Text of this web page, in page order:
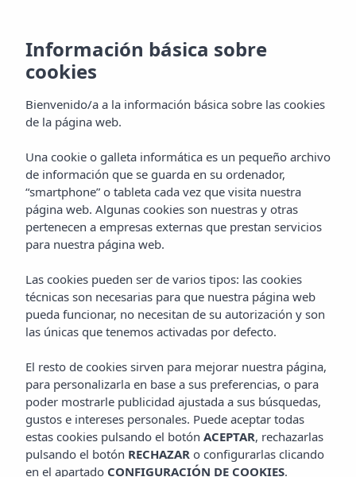
Información básica sobre
cookies
Bienvenido/a a la información básica sobre las cookies
de la página web.
Una cookie o galleta informática es un pequeño archivo
de información que se guarda en su ordenador,
“smartphone” o tableta cada vez que visita nuestra
página web. Algunas cookies son nuestras y otras
pertenecen a empresas externas que prestan servicios
para nuestra página web.
Las cookies pueden ser de varios tipos: las cookies
técnicas son necesarias para que nuestra página web
pueda funcionar, no necesitan de su autorización y son
las únicas que tenemos activadas por defecto.
El resto de cookies sirven para mejorar nuestra página,
para personalizarla en base a sus preferencias, o para
poder mostrarle publicidad ajustada a sus búsquedas,
gustos e intereses personales. Puede aceptar todas
estas cookies pulsando el botón ACEPTAR, rechazarlas
pulsando el botón RECHAZAR o configurarlas clicando
en el apartado CONFIGURACIÓN DE COOKIES.